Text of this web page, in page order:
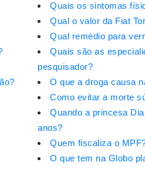
Quais os sintomas
Qual o valor da Fiat
Qual remédio para
Quais são as
pesquisador?
O que a droga causa
Como evitar a morte
Quando a princesa
anos?
Quem fiscaliza o
O que tem na Globo